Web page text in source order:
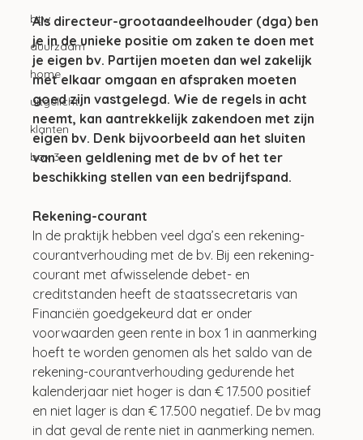
btw
duurzaam
home
uitgelicht
klanten
box 3
Als directeur-grootaandeelhouder (dga) ben
je in de unieke positie om zaken te doen met
je eigen bv. Partijen moeten dan wel zakelijk
met elkaar omgaan en afspraken moeten
goed zijn vastgelegd. Wie de regels in acht
neemt, kan aantrekkelijk zakendoen met zijn
eigen bv. Denk bijvoorbeeld aan het sluiten
van een geldlening met de bv of het ter
beschikking stellen van een bedrijfspand.
Rekening-courant
In de praktijk hebben veel dga’s een rekening-
courantverhouding met de bv. Bij een rekening-
courant met afwisselende debet- en
creditstanden heeft de staatssecretaris van
Financiën goedgekeurd dat er onder
voorwaarden geen rente in box 1 in aanmerking
hoeft te worden genomen als het saldo van de
rekening-courantverhouding gedurende het
kalenderjaar niet hoger is dan € 17.500 positief
en niet lager is dan € 17.500 negatief. De bv mag
in dat geval de rente niet in aanmerking nemen.